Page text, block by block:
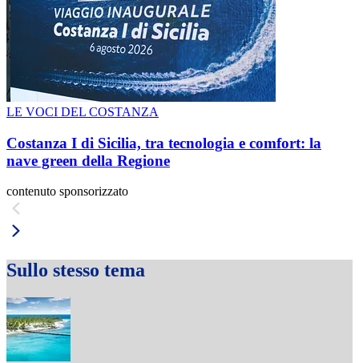
LE VOCI DEL COSTANZA
Costanza I di Sicilia, tra tecnologia e comfort: la
nave green della Regione
contenuto sponsorizzato
Sullo stesso tema